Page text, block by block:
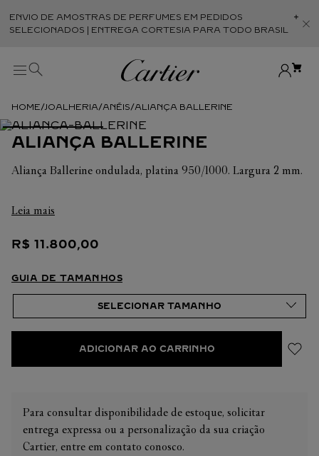
ENVIO DE AMOSTRAS DE PERFUMES EM PEDIDOS
SELECIONADOS | ENTREGA CORTESIA PARA TODO BRASIL
JOALHERIA ANÉIS ALIANÇA BALLERINE
ALIANÇA BALLERINE
Aliança Ballerine ondulada, platina 950/1000. Largura 2 mm.
valorizar a harmonia da peça. É por isso que o peso em
variações de uma criação a outra. Caso necessite de
consultar as nossas equipes de venda.
Leia mais
R$ 11.800,00
GUIA DE TAMANHOS
ADICIONAR AO CARRINHO
Para consultar disponibilidade de estoque, solicitar
entrega expressa ou a personalização da sua criação
Cartier, entre em contato conosco.